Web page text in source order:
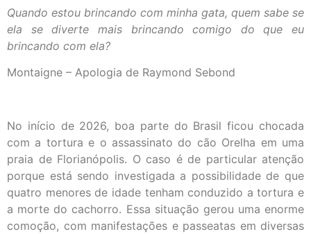
Quando estou brincando com minha gata, quem sabe se
ela se diverte mais brincando comigo do que eu
brincando com ela?
Montaigne – Apologia de Raymond Sebond
No início de 2026, boa parte do Brasil ficou chocada
com a tortura e o assassinato do cão Orelha em uma
praia de Florianópolis. O caso é de particular atenção
porque está sendo investigada a possibilidade de que
quatro menores de idade tenham conduzido a tortura e
a morte do cachorro. Essa situação gerou uma enorme
comoção, com manifestações e passeatas em diversas